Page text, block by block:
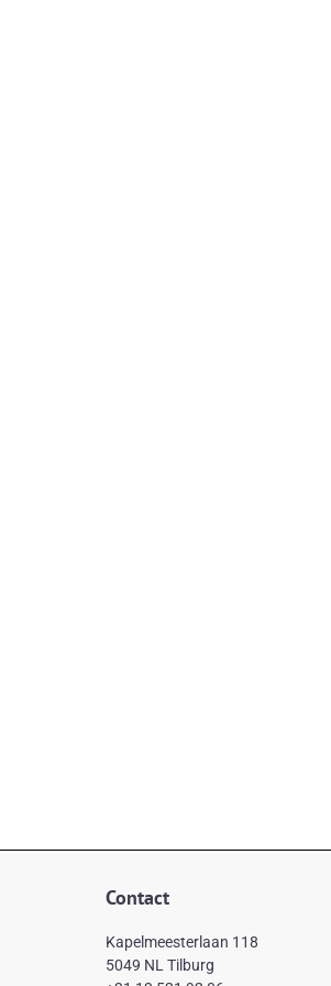
Contact
Kapelmeesterlaan 118
5049 NL Tilburg